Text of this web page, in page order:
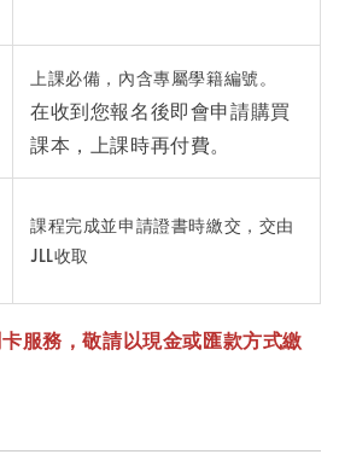
上課必備，內含專屬學籍編號。
在收到您報名後即會申請購買
課本，上課時再付費。
課程完成並申請證書時繳交，交由
JLL收取
服務，敬請以現金或匯款方式繳